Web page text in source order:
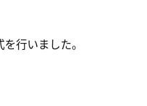
行いました。